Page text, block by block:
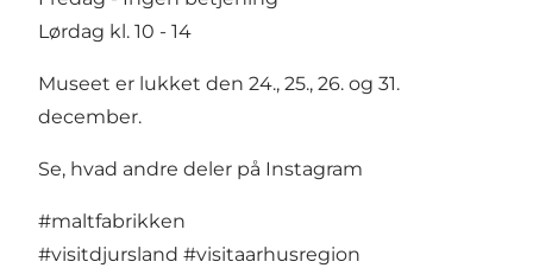
Lørdag kl. 10 - 14
Museet er lukket den 24., 25., 26. og 31.
december.
Se, hvad andre deler på Instagram
#maltfabrikken
#visitdjursland #visitaarhusregion